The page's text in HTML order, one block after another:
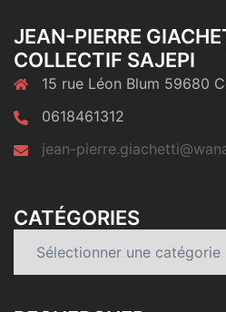
JEAN-PIERRE
COLLECTIF SAJEPI
15 rue Léon Blum 59680
0618461312
jean-
CATÉGORIES